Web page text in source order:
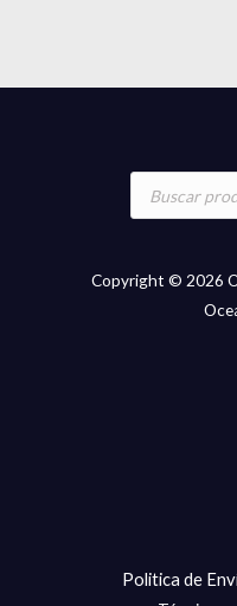
Búsqueda
productos
Copyright © 2026
Politica de